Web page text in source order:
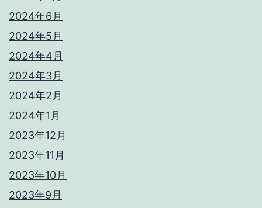
2024年6月
2024年5月
2024年4月
2024年3月
2024年2月
2024年1月
2023年12月
2023年11月
2023年10月
2023年9月